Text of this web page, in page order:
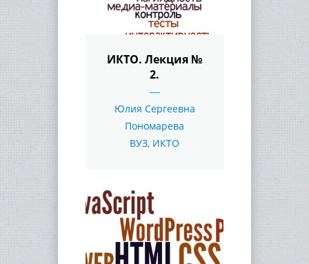
ИКТО. Лекция №
2.
Юлия Сергеевна
Пономарева
ВУЗ, ИКТО